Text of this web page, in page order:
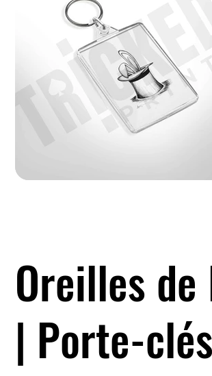
Oreilles
| Porte-clés